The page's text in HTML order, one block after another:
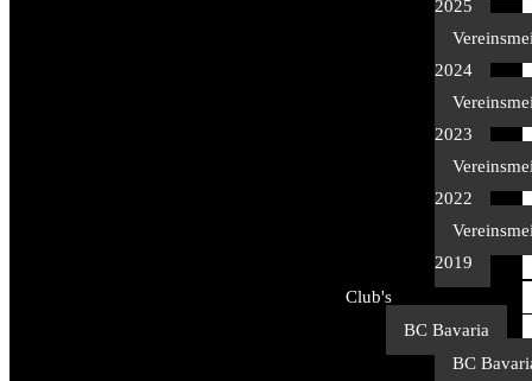
2025
2024
2023
2022
2019
Club's
BC Bavaria
BC